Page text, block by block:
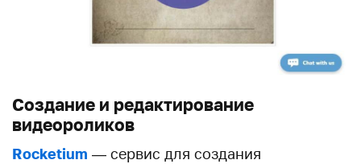
Создание и редактирование
видеороликов
Rocketium — сервис для создания